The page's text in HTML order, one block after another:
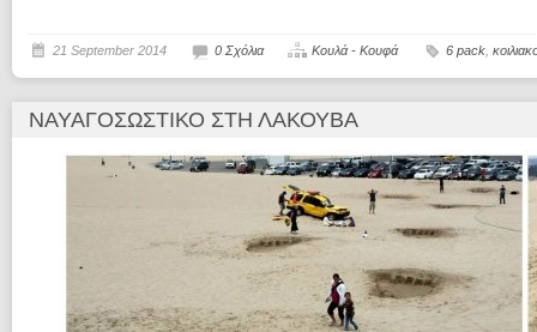
21 September 2014 0 Σχόλια Κουλά - Κουφά 6 pack
ΝΑΥΑΓΟΣΩΣΤΙΚΌ ΣΤΗ ΛΑΚΟΎΒΑ